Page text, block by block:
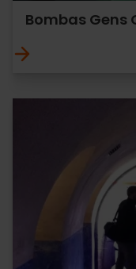
Bombas Gens